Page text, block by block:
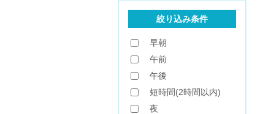
絞り込み条件
早朝
午前
午後
短時間(2時間以内)
夜